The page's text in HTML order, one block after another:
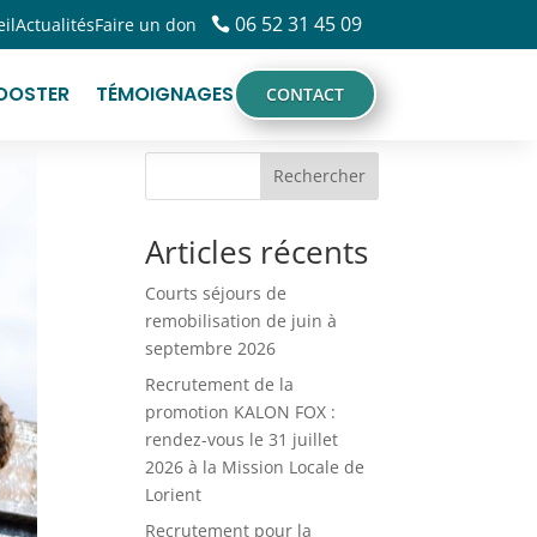
ActualitésFaire un don 06 52 31 45 09
TÉMOIGNAGES CONTACT
TÉMOIGNAGES CONTACT
Rechercher
Articles récents
Courts séjours de
remobilisation de juin à
septembre 2026
Recrutement de la
promotion KALON FOX :
rendez-vous le 31 juillet
2026 à la Mission Locale de
Lorient
Recrutement pour la